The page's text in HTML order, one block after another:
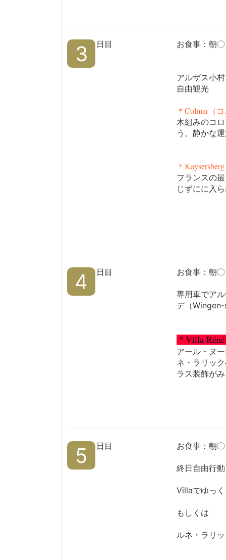
3 日目 お食事：
アルザス小村
自由観光
＊Colmar（
木組みのコ
う。静かな
＊
フランスの
じずにに入
4 日目 お食事：
専用車でア
デ（
＊Villa
アール・ヌ
ネ・ラリッ
ラス装飾が
5 日目 お食事：
終日自由行動
Villaでゆっ
もしくは
ルネ・ラリ